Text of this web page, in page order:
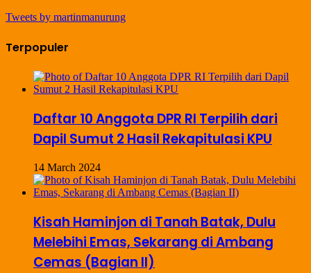
Tweets by martinmanurung
Terpopuler
Daftar 10 Anggota DPR RI Terpilih dari
Dapil Sumut 2 Hasil Rekapitulasi KPU
14 March 2024
Kisah Haminjon di Tanah Batak, Dulu
Melebihi Emas, Sekarang di Ambang
Cemas (Bagian II)